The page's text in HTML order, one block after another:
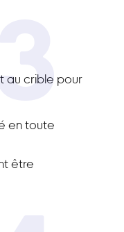
au crible pour
en toute
être